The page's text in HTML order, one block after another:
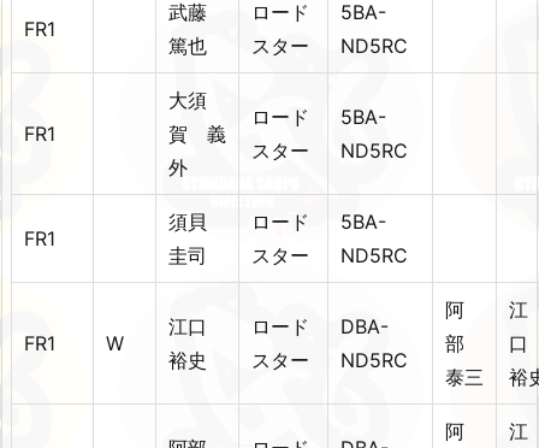
FR1
武藤
篤也
ロード
スター
5BA-
ND5RC
FR1
大須
賀 義
外
ロード
スター
5BA-
ND5RC
FR1
須貝
圭司
ロード
スター
5BA-
ND5RC
FR1 W
江口
裕史
ロード
スター
DBA-
ND5RC
阿
部
泰三
江
裕
阿
江